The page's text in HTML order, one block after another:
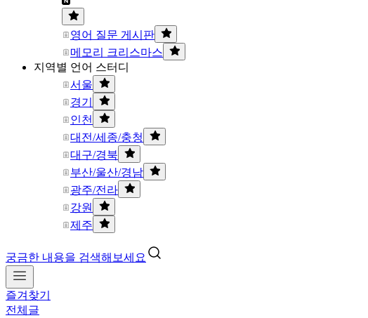
영어 질문 게시판
메모리 크리스마스
지역별 언어 스터디
서울
경기
인천
대전/세종/충청
대구/경북
부산/울산/경남
광주/전라
강원
제주
궁금한 내용을 검색해보세요
즐겨찾기
전체글